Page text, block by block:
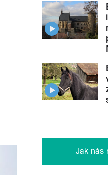
Jak nás